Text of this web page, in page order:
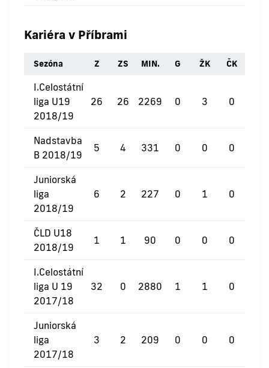
Kariéra v Příbrami
Sezóna Z ZS MIN. G ŽK ČK
I.Celostátní
liga U19
2018/19
26 26 2269 0 3 0
Nadstavba
B 2018/19
5 4 331 0 0 0
Juniorská
liga
2018/19
6 2 227 0 1 0
ČLD U18
2018/19
1 1 90 0 0 0
I.Celostátní
liga U 19
2017/18
32 0 2880 1 1 0
Juniorská
liga
2017/18
3 2 209 0 0 0